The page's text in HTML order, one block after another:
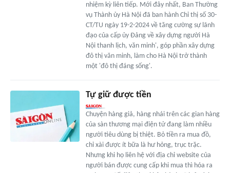
nhiệm kỳ liên tiếp. Mới đây nhất, Ban Thường
vụ Thành ủy Hà Nội đã ban hành Chỉ thị số 30-
CT/TU ngày 19-2-2024 về tăng cường sự lãnh
đạo của cấp ủy Đảng về xây dựng người Hà
Nội thanh lịch, văn minh', góp phần xây dựng
đô thị văn minh, làm cho Hà Nội trở thành
một 'đô thị đáng sống'.
Tự giữ được tiền
Chuyện hàng giả, hàng nhái trên các gian hàng
của sàn thương mại điện tử đang làm nhiều
người tiêu dùng bị thiệt. Bỏ tiền ra mua đồ,
chỉ xài được ít bữa là hư hỏng, trục trặc.
Nhưng khi họ liên hệ với địa chỉ website của
người bán được cung cấp khi mua thì hóa ra